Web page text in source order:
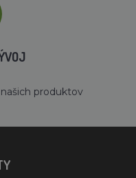
produktov